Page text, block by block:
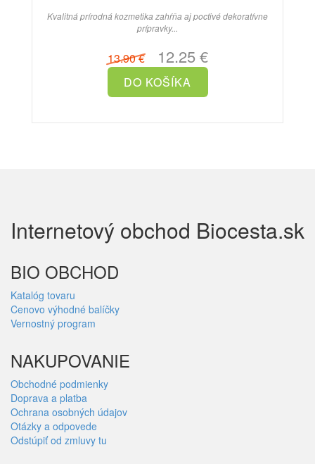
Kvalitná prírodná kozmetika zahŕňa aj poctivé dekoratívne
prípravky...
13.90 €12.25 €
Internetový obchod Biocesta.sk
BIO OBCHOD
Katalóg tovaru
Cenovo výhodné balíčky
Vernostný program
NAKUPOVANIE
Obchodné podmienky
Doprava a platba
Ochrana osobných údajov
Otázky a odpovede
Odstúpiť od zmluvy tu